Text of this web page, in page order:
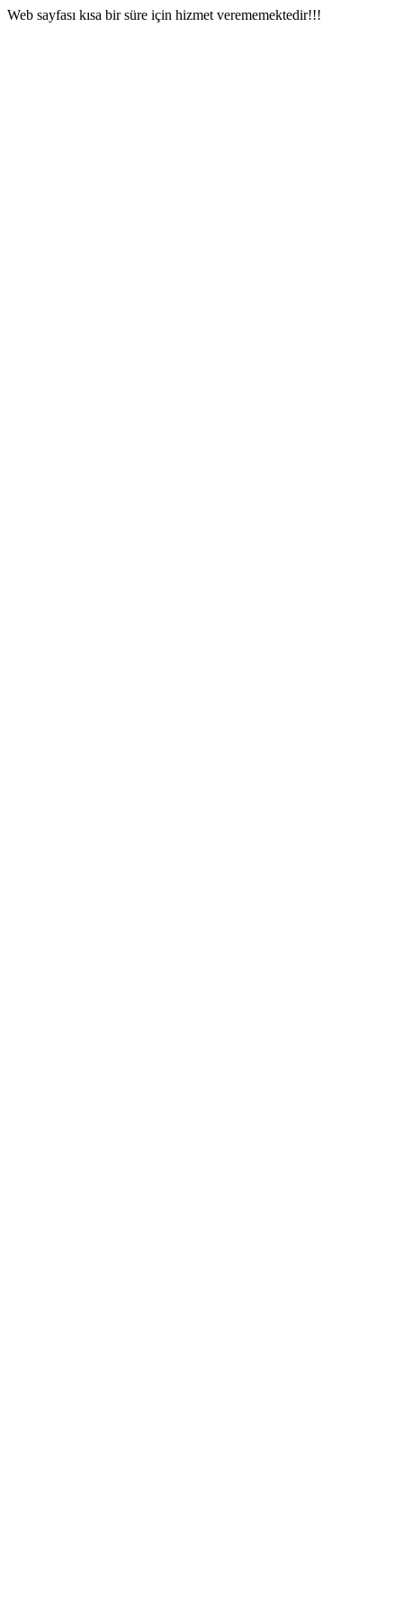
Web sayfası kısa bir süre için hizmet verememektedir!!!